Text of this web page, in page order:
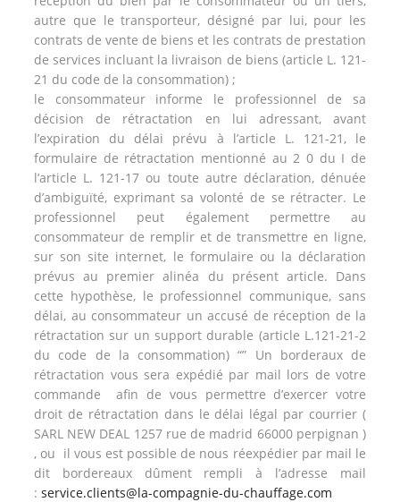
autre que le transporteur, désigné par lui, pour les
contrats de vente de biens et les contrats de prestation
de services incluant la livraison de biens (article L. 121-
21 du code de la consommation) ;
le consommateur informe le professionnel de sa
décision de rétractation en lui adressant, avant
l’expiration du délai prévu à l’article L. 121-21, le
formulaire de rétractation mentionné au 2 0 du I de
l’article L. 121-17 ou toute autre déclaration, dénuée
d’ambiguïté, exprimant sa volonté de se rétracter. Le
professionnel peut également permettre au
consommateur de remplir et de transmettre en ligne,
sur son site internet, le formulaire ou la déclaration
prévus au premier alinéa du présent article. Dans
cette hypothèse, le professionnel communique, sans
délai, au consommateur un accusé de réception de la
rétractation sur un support durable (article L.121-21-2
du code de la consommation) “” Un borderaux de
rétractation vous sera expédié par mail lors de votre
commande afin de vous permettre d’exercer votre
droit de rétractation dans le délai légal par courrier (
SARL NEW DEAL 1257 rue de madrid 66000 perpignan )
, ou il vous est possible de nous réexpédier par mail le
dit bordereaux dûment rempli à l’adresse mail
: service.clients@la-compagnie-du-chauffage.com